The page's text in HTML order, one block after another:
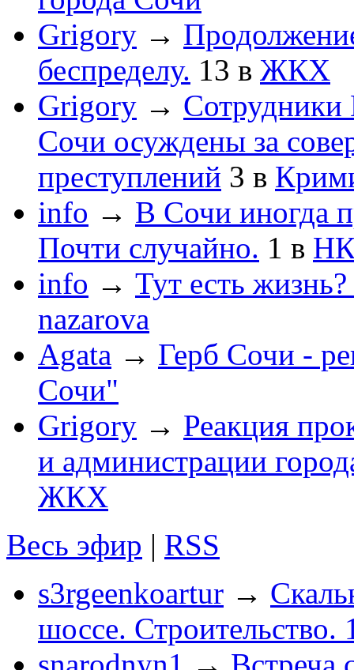
Grigory →
беспределу. 13 в ЖКХ
Grigory →
Сочи осуждены за
преступлений 3 в
info → В Сочи иногда
Почти случайно. 1 в
info → Тут есть
nazarova
Agata → Герб Сочи -
Сочи"
Grigory → Реакция
и администрации
ЖКХ
Весь эфир | RSS
s3rgeenkoartur →
шоссе. Строительство.